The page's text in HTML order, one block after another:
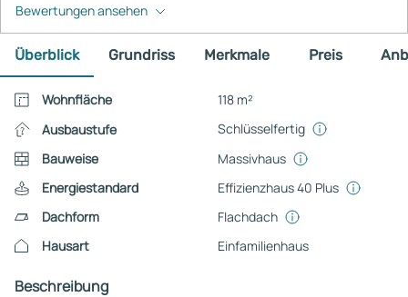
Bewertungen ansehen
Überblick Grundriss Merkmale Preis
Wohnfläche
118 m²
Ausbaustufe
Schlüsselfertig
Bauweise
Massivhaus
Energiestandard
Effizienzhaus 40 Plus
Dachform
Flachdach
Hausart
Einfamilienhaus
Beschreibung